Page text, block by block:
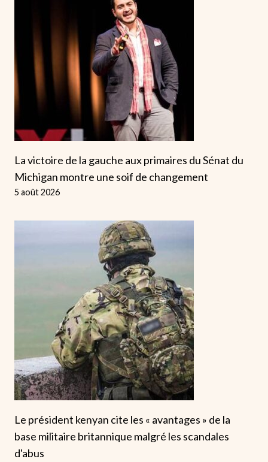
La victoire de la gauche aux primaires du Sénat du
Michigan montre une soif de changement
5 août 2026
Le président kenyan cite les « avantages » de la
base militaire britannique malgré les scandales
d'abus